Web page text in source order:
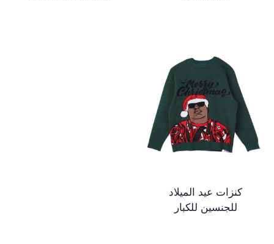
كنزات عيد الميلاد
للجنسين للكبار